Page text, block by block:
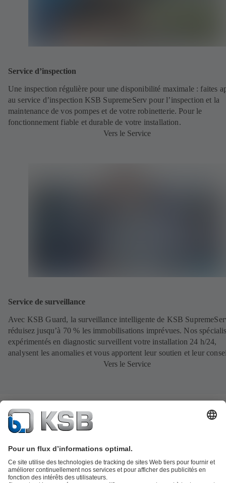
Service d’inspection
Une inspection régulière pour une disponibilité maximale : faites
au service d’inspection KSB SupremeServ pour l’inspection et la
maintenance de vos pompes et de votre robinetterie. Pour le
fonctionnement fiable et durable de votre installation.
Vers le Service
Service de surveillance
Avec KSB Guard, la surveillance intelligente de KSB
réduisez jusqu’à 70 % les immobilisations imprévues. Nos
expérimentés en diagnostic surveillent votre installation 24 h/24,
analysent les anomalies et vous apportent leur soutien et leur
Vers le Service